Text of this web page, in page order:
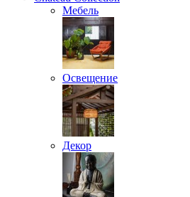
Мебель
Освещение
Декор